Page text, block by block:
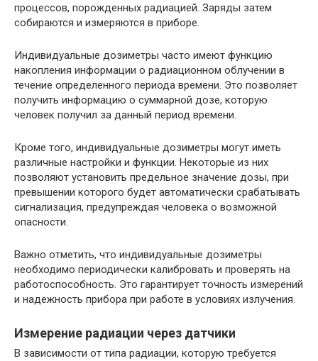
процессов, порожденных радиацией. Заряды затем
собираются и измеряются в приборе.
Индивидуальные дозиметры часто имеют функцию
накопления информации о радиационном облучении в
течение определенного периода времени. Это позволяет
получить информацию о суммарной дозе, которую
человек получил за данный период времени.
Кроме того, индивидуальные дозиметры могут иметь
различные настройки и функции. Некоторые из них
позволяют установить предельное значение дозы, при
превышении которого будет автоматически срабатывать
сигнализация, предупреждая человека о возможной
опасности.
Важно отметить, что индивидуальные дозиметры
необходимо периодически калибровать и проверять на
работоспособность. Это гарантирует точность измерений
и надежность прибора при работе в условиях излучения.
Измерение радиации через датчики
В зависимости от типа радиации, которую требуется